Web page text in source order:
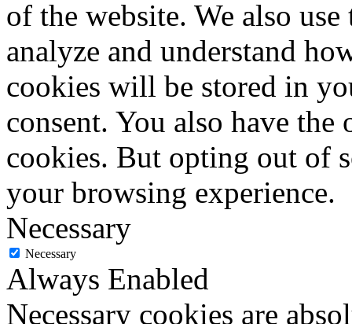
of the website. We also
analyze and understand
cookies will be stored in
consent. You also have
cookies. But opting out of
your browsing experience.
Necessary
Necessary
Always Enabled
Necessary cookies are